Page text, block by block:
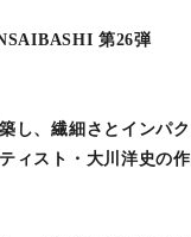
第26弾
し、繊細さとインパ
ィスト・大川洋史の作